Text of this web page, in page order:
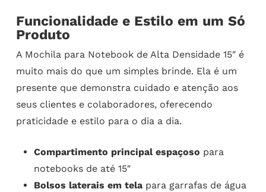
Funcionalidade e Estilo em um Só
Produto
A Mochila para Notebook de Alta Densidade 15″ é
muito mais do que um simples brinde. Ela é um
presente que demonstra cuidado e atenção aos
seus clientes e colaboradores, oferecendo
praticidade e estilo para o dia a dia.
Compartimento principal espaçoso para
notebooks de até 15″
Bolsos laterais em telapara garrafas de água